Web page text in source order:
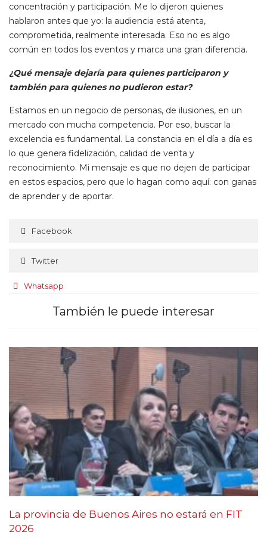
concentración y participación. Me lo dijeron quienes
hablaron antes que yo: la audiencia está atenta,
comprometida, realmente interesada. Eso no es algo
común en todos los eventos y marca una gran diferencia.
¿Qué mensaje dejaría para quienes participaron y
también para quienes no pudieron estar?
Estamos en un negocio de personas, de ilusiones, en un
mercado con mucha competencia. Por eso, buscar la
excelencia es fundamental. La constancia en el día a día es
lo que genera fidelización, calidad de venta y
reconocimiento. Mi mensaje es que no dejen de participar
en estos espacios, pero que lo hagan como aquí: con ganas
de aprender y de aportar.
Facebook
Twitter
Whatsapp
También le puede interesar
La provincia de Buenos Aires no estará en FIT
2026